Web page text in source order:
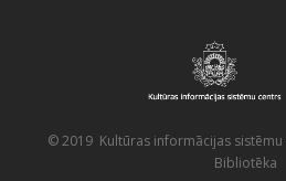
© 2019 Kultūras informācijas
Bibliotēka